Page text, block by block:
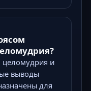
и
выводы
для